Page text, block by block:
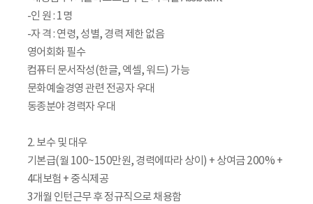
-인 원 : 1명
-자 격 : 연령, 성별, 경력 제한 없음
영어회화 필수
컴퓨터 문서작성(한글, 엑셀, 워드) 가능
문화예술경영 관련 전공자 우대
동종분야 경력자 우대
2. 보수 및 대우
기본급(월 100~150만원, 경력에따라 상이) + 상여금 200% +
4대보험 + 중식제공
3개월 인턴근무 후 정규직으로 채용함